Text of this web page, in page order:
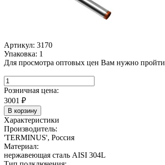
Артикул: 3170
Упаковка: 1
Для просмотра оптовых цен Вам нужно пройти
Розничная цена:
3001 ₽
В корзину
Характеристики
Производитель:
'TERMINUS', Россия
Материал:
нержавеющая сталь AISI 304L